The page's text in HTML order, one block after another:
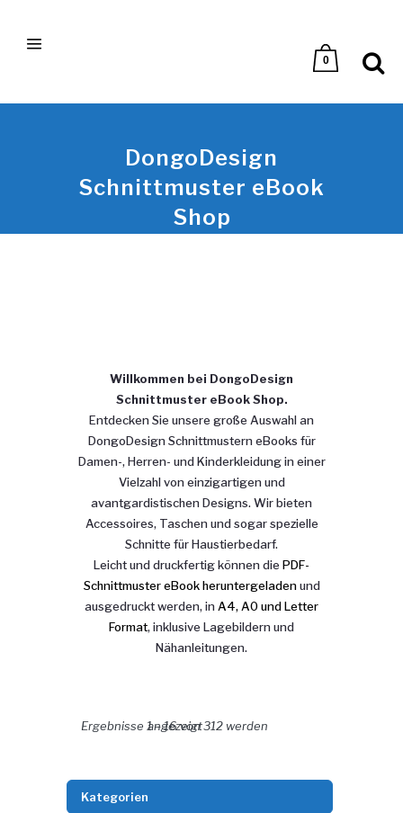
0
DongoDesign
Schnittmuster eBook
Shop
Willkommen bei DongoDesign
Schnittmuster eBook Shop.
Entdecken Sie unsere große Auswahl an
DongoDesign Schnittmustern eBooks für
Damen-, Herren- und Kinderkleidung in einer
Vielzahl von einzigartigen und
avantgardistischen Designs. Wir bieten
Accessoires, Taschen und sogar spezielle
Schnitte für Haustierbedarf.
Leicht und druckfertig können die PDF-
Schnittmuster eBook heruntergeladenund
ausgedruckt werden, in A4, A0 und Letter
Format, inklusive Lagebildern und
Nähanleitungen.
Ergebnisse 1 – 16 von 312 werden angezeigtNach Aktualität sortiert
Kategorien